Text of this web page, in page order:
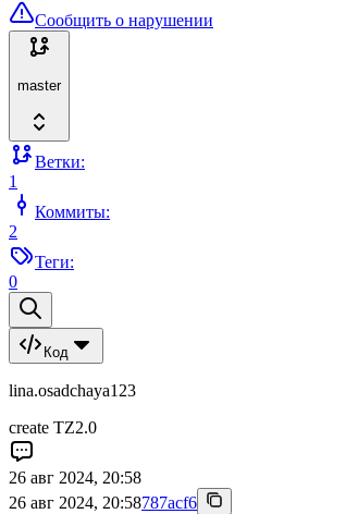
Сообщить о нарушении
master
Ветки:
1
Коммиты:
2
Теги:
0
Код
lina.osadchaya123
create TZ2.0
26 авг 2024, 20:58
26 авг 2024, 20:58787acf6